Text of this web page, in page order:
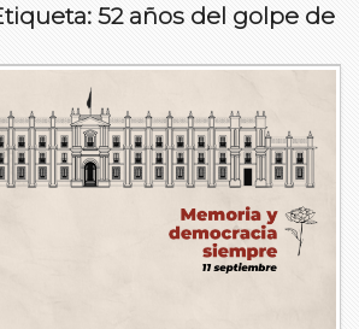
52 años del golpe de